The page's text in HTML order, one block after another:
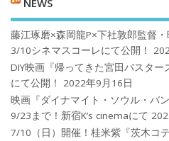
藤江琢磨×森岡龍P×下社敦郎監督・
3/10シネマスコーレにて公開！
DIY映画『帰ってきた宮田バスタ
にて公開！
2022年9月16日
映画『ダイナマイト・ソウル・バ
9/23まで！新宿K’s cinemaにて
7/10（日）開催！桂米紫『茨木コ